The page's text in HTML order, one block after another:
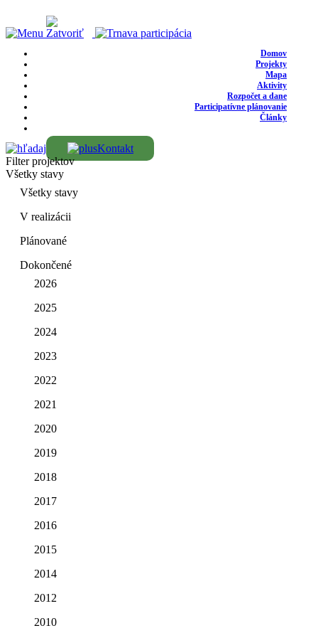
Domov
Projekty
Mapa
Aktivity
Rozpočet a dane
Participatívne plánovanie
Články
Kontakt
Filter projektov
Všetky stavy
Všetky stavy
V realizácii
Plánované
Dokončené
2026
2025
2024
2023
2022
2021
2020
2019
2018
2017
2016
2015
2014
2012
2010